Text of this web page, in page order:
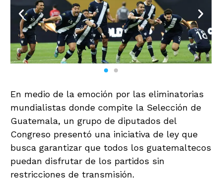
En medio de la emoción por las eliminatorias
mundialistas donde compite la Selección de
Guatemala, un grupo de diputados del
Congreso presentó una iniciativa de ley que
busca garantizar que todos los guatemaltecos
puedan disfrutar de los partidos sin
restricciones de transmisión.